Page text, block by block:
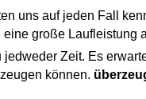
jeden Fall kennen
sparen Sie sich
jedweder Zeit. Es
können.